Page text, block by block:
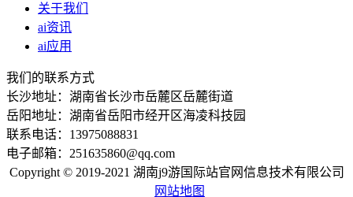
关于我们
ai资讯
ai应用
我们的联系方式
长沙地址：湖南省长沙市岳麓区岳麓街道
岳阳地址：湖南省岳阳市经开区海凌科技园
联系电话：13975088831
电子邮箱：251635860@qq.com
Copyright © 2019-2021 湖南j9游国际站官网信息技术有限公司
网站地图